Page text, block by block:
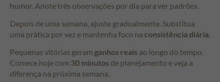
humor. Anote três observações por dia para ver padrões.
Depois de uma semana, ajuste gradualmente. Substitua
uma prática por vez e mantenha foco na consistência diária.
Pequenas vitórias geram ganhos reais ao longo do tempo.
Comece hoje com 30 minutos de planejamento e veja a
diferença na próxima semana.